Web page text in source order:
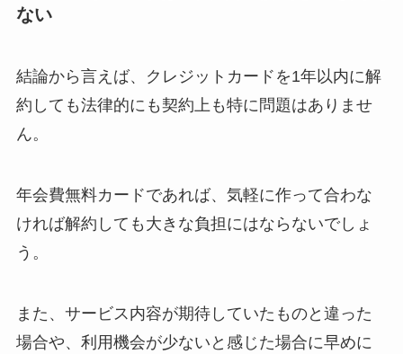
る方法ある？
ニューZの解約まと
解約できない？バロ
ニーを電話から解約
ない
結論から言えば、クレジットカードを1年以内に解
約しても法律的にも契約上も特に問題はありませ
ん。
年会費無料カードであれば、気軽に作って合わな
ければ解約しても大きな負担にはならないでしょ
う。
また、サービス内容が期待していたものと違った
場合や、利用機会が少ないと感じた場合に早めに